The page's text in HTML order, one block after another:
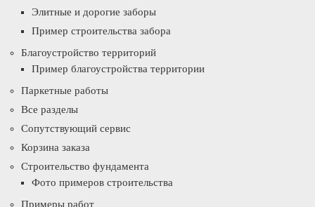
Элитные и дорогие заборы
Пример строительства забора
Благоустройство территорий
Пример благоустройства территории
Паркетные работы
Все разделы
Сопутствующий сервис
Корзина заказа
Строительство фундамента
Фото примеров строительства
Примеры работ